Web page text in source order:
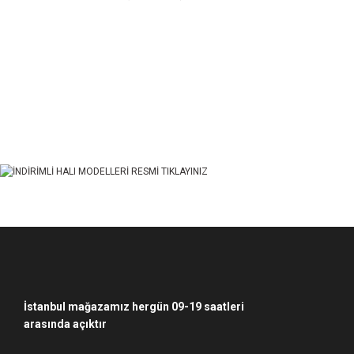
Ürün fiyatı diğer sitelerden daha pahalı.
İstanbul mağazamız hergün 09-19 saatleri
arasında açıktır